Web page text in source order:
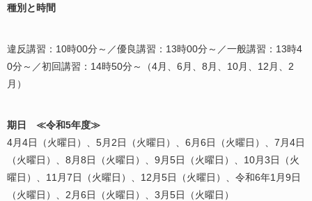
種別と時間
違反講習：10時00分～／優良講習：13時00分～／一般講習：13時4
0分～／初回講習：14時50分～（4月、6月、8月、10月、12月、2
月）
期日 ≪令和5年度≫
4月4日（火曜日）、5月2日（火曜日）、6月6日（火曜日）、7月4日
（火曜日）、8月8日（火曜日）、9月5日（火曜日）、10月3日（火
曜日）、11月7日（火曜日）、12月5日（火曜日）、令和6年1月9日
（火曜日）、2月6日（火曜日）、3月5日（火曜日）